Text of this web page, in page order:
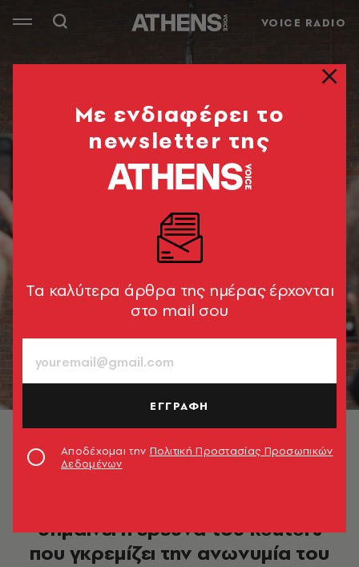
VOICE RADIO
Το Reuters ανοίγει ξανά τον φάκελο Banksy,
σύγχρονης τέχνης © EPA/Joshua Bratt
σημαίνει η έρευνα του Reuters
που γκρεμίζει την ανωνυμία του
Mε ενδιαφέρει το
newsletter της
Tα καλύτερα άρθρα της ημέρας έρχονται
στο mail σου
ΕΓΓΡΑΦΗ
Αποδέχομαι την Πολιτική Προστασίας Προσωπικών
Δεδομένων